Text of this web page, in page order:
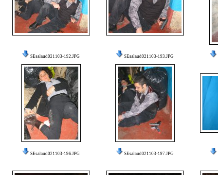
SEsalaud021103-192.JPG SEsalaud021103-193.JPG
SEsalaud021103-196.JPG SEsalaud021103-197.JPG